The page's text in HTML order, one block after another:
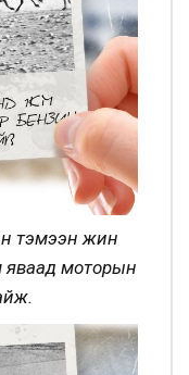
тэмээн жин
яваад моторын